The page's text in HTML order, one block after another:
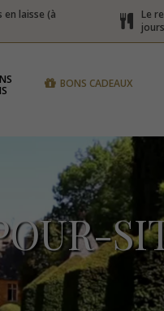
en laisse (à
Le
BONS CADEAUX